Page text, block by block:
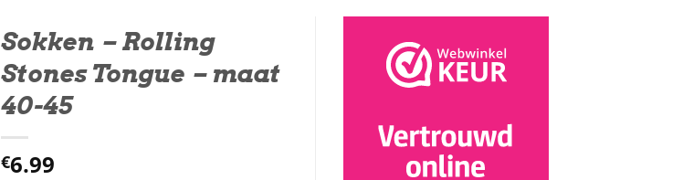
Sokken – Rolling
Stones Tongue – maat
40-45
€6.99